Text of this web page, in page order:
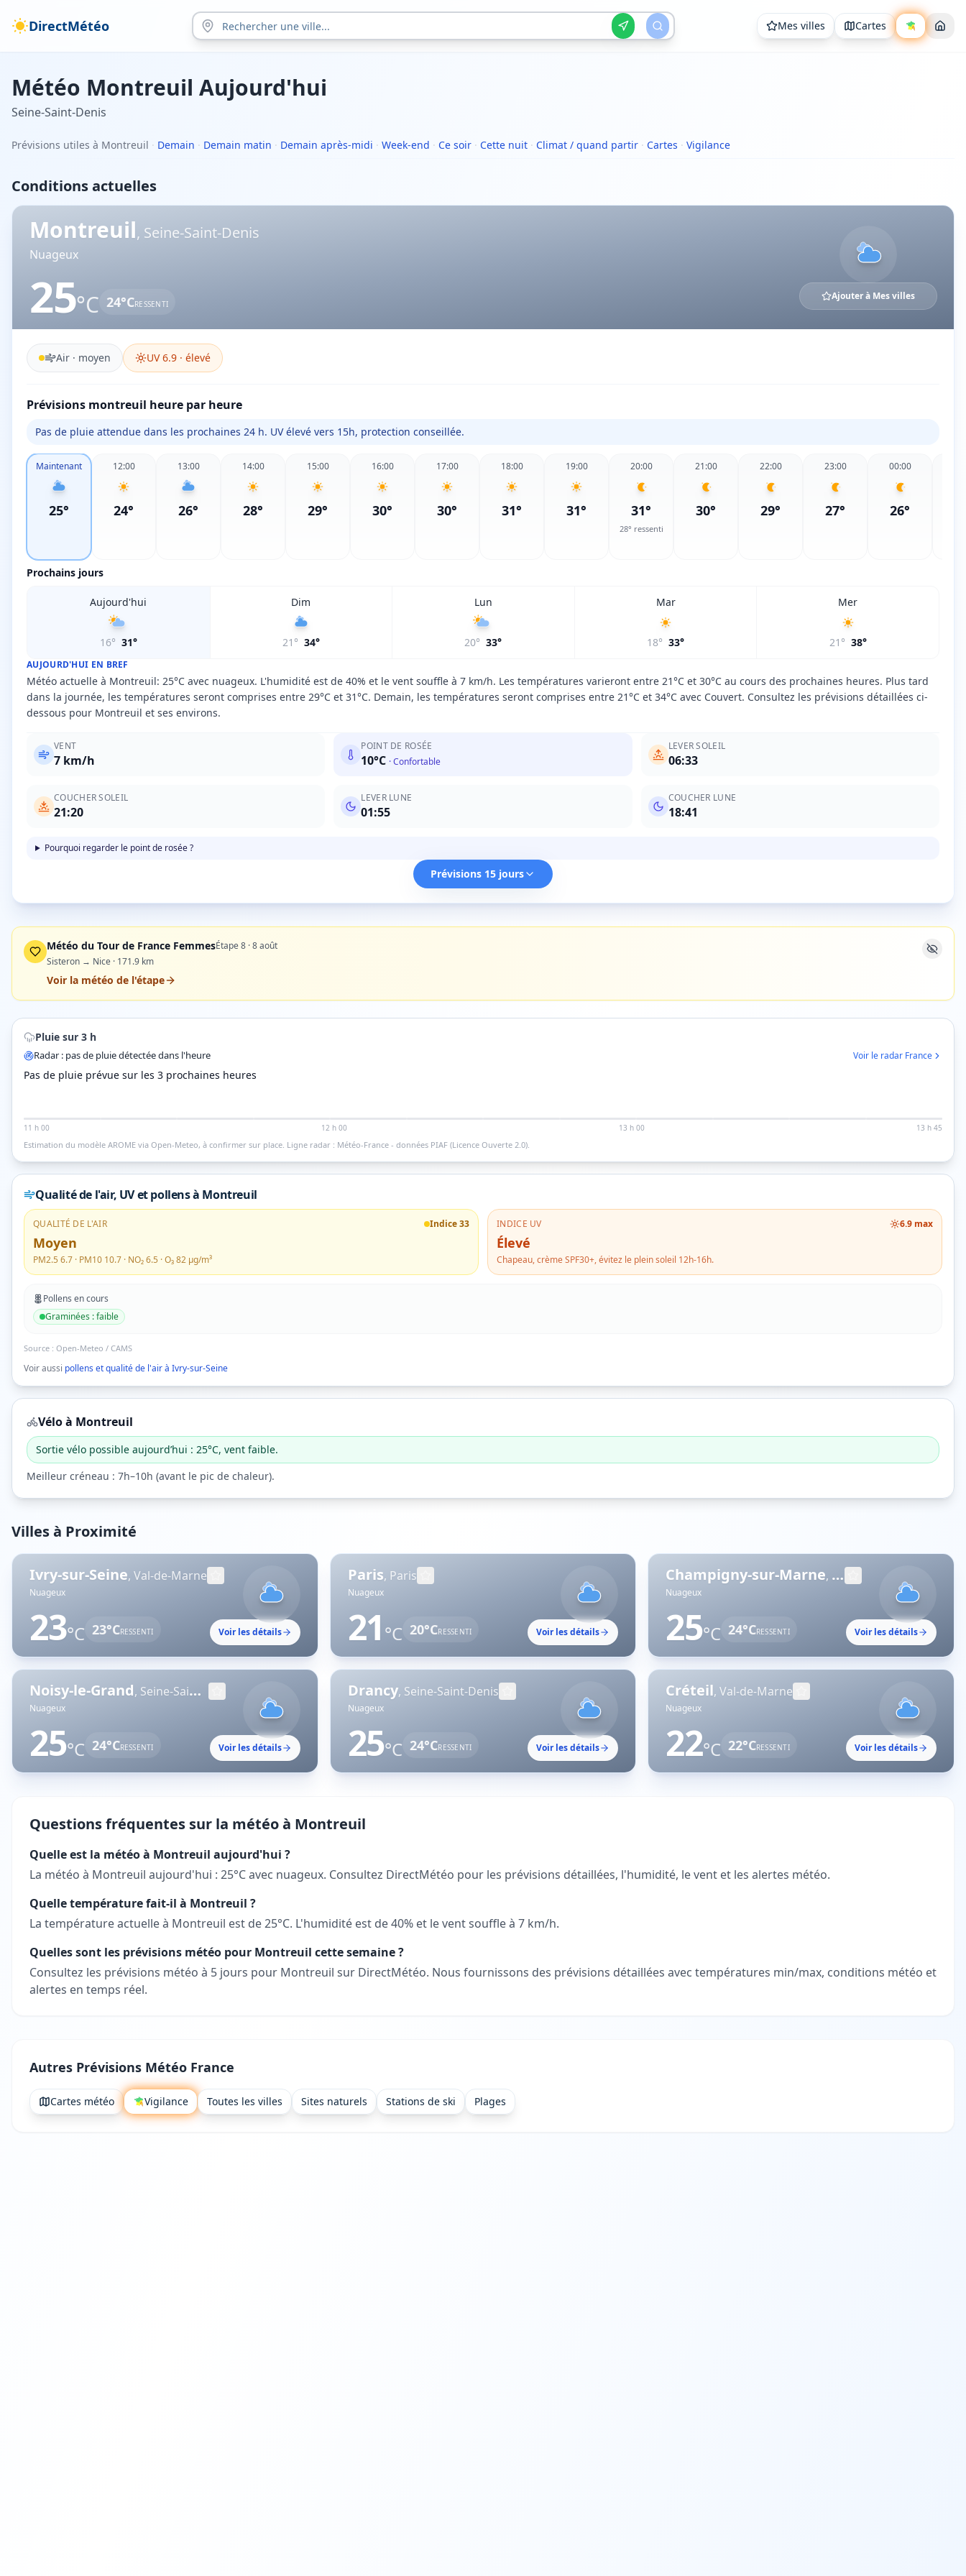
DirectMétéo Mes villes Cartes
Météo Montreuil Aujourd'hui
Seine-Saint-Denis
Prévisions utiles à Montreuil · Demain · Demain matin · Demain après-midi · Week-end · Ce soir · Cette nuit · Climat / quand partir · Cartes · Vigilance
Conditions actuelles
Montreuil, Seine-Saint-Denis
Nuageux
25°C 24°CRESSENTI
Ajouter à Mes villes
Air · moyen UV6.9 · élevé
AUJOURD'HUI EN BREF
Météo actuelle à Montreuil: 25°C avec nuageux. L'humidité est de 40% et le vent souffle à 7 km/h. Les températures varieront entre 21°C et 30°C au cours des prochaines heures. Plus tard
dans la journée, les températures seront comprises entre 29°C et 31°C. Demain, les températures seront comprises entre 21°C et 34°C avec Couvert. Consultez les prévisions détaillées ci-
dessous pour Montreuil et ses environs.
VENT
7 km/h
POINT DE ROSÉE
10°C ·Confortable
LEVER SOLEIL
06:33
COUCHER SOLEIL
21:20
LEVER LUNE
01:55
COUCHER LUNE
18:41
Pourquoi regarder le point de rosée ?
Prévisions montreuil heure par heure
Pas de pluie attendue dans les prochaines 24 h. UV élevé vers 15h, protection conseillée.
Maintenant
25°
12:00
24°
13:00
26°
14:00
28°
15:00
29°
16:00
30°
17:00
30°
18:00
31°
19:00
31°
20:00
31°
28° ressenti
21:00
30°
22:00
29°
23:00
27°
00:00
26°
Prochains jours
Aujourd'hui
16° 31°
Dim
21 ° 34°
Lun
20° 33°
Mar
18° 33°
Mer
21 ° 38°
Prévisions 15 jours
Météo du Tour de France FemmesÉtape8 ·8 août
Sisteron → Nice · 171.9 km
Voir la météo de l'étape
Pluie sur 3 h
Radar : pas de pluie détectée dans l'heure Voir le radar France
Pas de pluie prévue sur les 3 prochaines heures
11 h 00 12 h 00 13 h 00 13 h 45
Estimation du modèle AROME via Open-Meteo, à confirmer sur place. Ligne radar : Météo-France - données PIAF (Licence Ouverte 2.0).
Qualité de l'air, UV et pollensà Montreuil
QUALITÉ DE L'AIR Indice33
Moyen
PM2.5 6.7 · PM10 10.7 · NO₂6.5 · O₃82 µg/m³
INDICE UV 6.9 max
Élevé
Chapeau, crème SPF30+, évitez le plein soleil 12h-16h.
Pollens en cours
Graminées :faible
Source : Open-Meteo / CAMS
Voir aussi pollens et qualité de l'air à Ivry-sur-Seine
Vélo à Montreuil
Sortie vélo possible aujourd’hui : 25°C, vent faible.
Meilleur créneau : 7h–10h (avant le pic de chaleur).
Villes à Proximité
Ivry-sur-Seine, Val-de-Marne
Nuageux
23°C 23°CRESSENTI Voir les détails
Paris, Paris
Nuageux
21 °C 20°CRESSENTI Voir les détails
Champigny-sur-Marne, Val-de-Marne
Nuageux
25°C 24°CRESSENTI Voir les détails
Noisy-le-Grand, Seine-Saint-Denis
Nuageux
25°C 24°CRESSENTI Voir les détails
Drancy, Seine-Saint-Denis
Nuageux
25°C 24°CRESSENTI Voir les détails
Créteil,Val-de-Marne
Nuageux
22°C 22°CRESSENTI Voir les détails
Questions fréquentes sur la météo à Montreuil
Quelle est la météo à Montreuil aujourd'hui ?
La météo à Montreuil aujourd'hui : 25°C avec nuageux. Consultez DirectMétéo pour les prévisions détaillées, l'humidité, le vent et les alertes météo.
Quelle température fait-il à Montreuil ?
La température actuelle à Montreuil est de 25°C. L'humidité est de 40% et le vent souffle à 7 km/h.
Quelles sont les prévisions météo pour Montreuil cette semaine ?
Consultez les prévisions météo à 5 jours pour Montreuil sur DirectMétéo. Nous fournissons des prévisions détaillées avec températures min/max, conditions météo et
alertes en temps réel.
Autres Prévisions Météo France
Cartes météo Vigilance Toutes les villes Sites naturels Stations de ski Plages